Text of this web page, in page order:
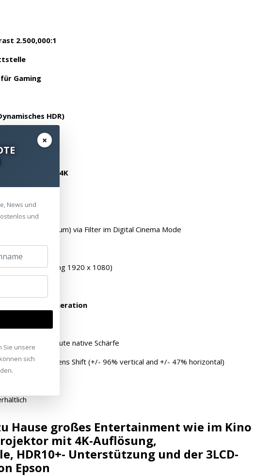
2.500,000:1
Gaming
HDR)
in 2K und 4K
(Kino Farbraum) via Filter im Digital Cinema Mode
(Native Auflösung 1920 x 1080)
neuesten Generation
für eine gute native Schärfe
Fokus und Lens Shift (+/- 96% vertical and +/- 47% horizontal)
Hause großes Entertainment wie im Kino
mit 4K-Auflösung,
HDR10+- Unterstützung und der 3LCD-
Epson
×
News und
und
Sie unsere
sich